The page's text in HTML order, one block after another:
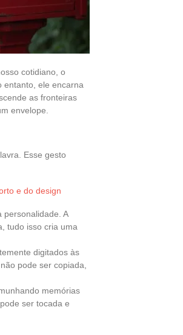
cotidiano, o
entanto, ele encarna
as fronteiras
envelope.
Esse gesto
e do design
personalidade. A
tudo isso cria uma
digitados às
pode ser copiada,
memórias
ser tocada e